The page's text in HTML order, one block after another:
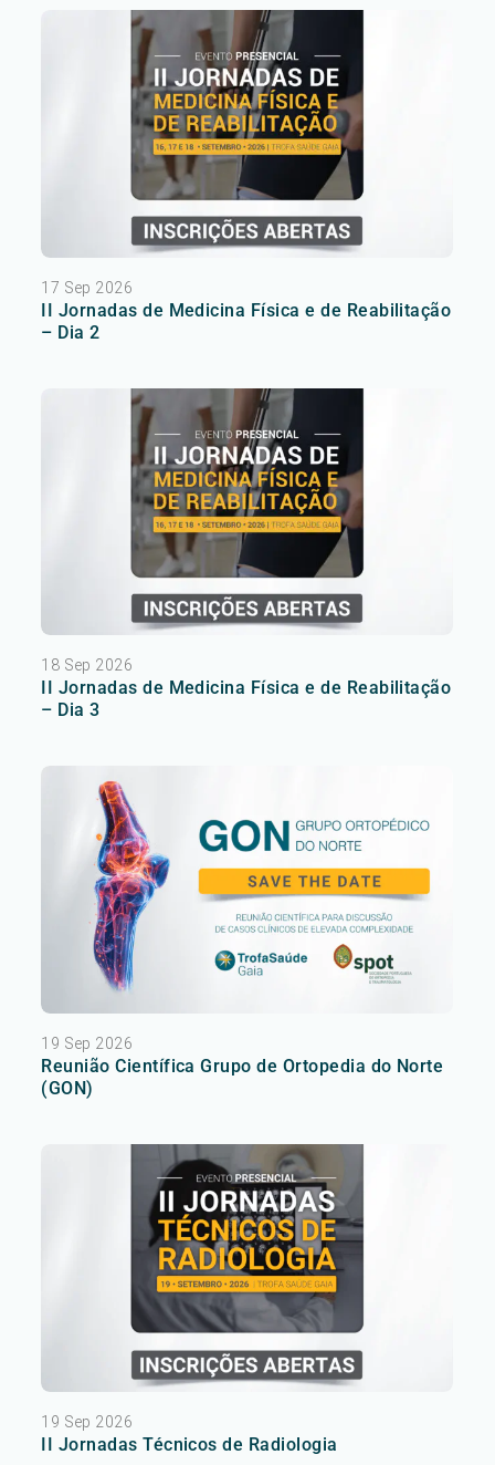
17 Sep 2026
II Jornadas de Medicina Física e de Reabilitação
– Dia 2
18 Sep 2026
II Jornadas de Medicina Física e de Reabilitação
– Dia 3
19 Sep 2026
Reunião Científica Grupo de Ortopedia do Norte
(GON)
19 Sep 2026
II Jornadas Técnicos de Radiologia